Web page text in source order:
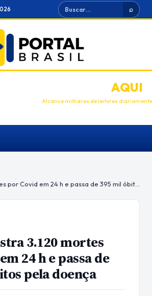
Buscar ⌕
ANUNCIEAQUI
Alcance milhares de leitores diariamente
3.120 mortes
24 h e passa de
pela doença